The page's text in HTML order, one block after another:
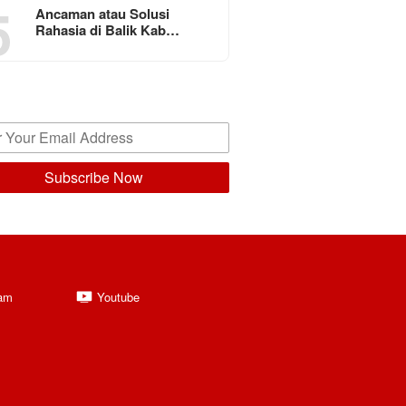
Ancaman atau Solusi
Rahasia di Balik Kab…
Youtube